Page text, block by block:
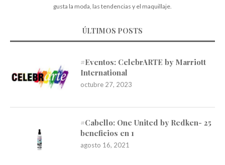
gusta la moda, las tendencias y el maquillaje.
ÚLTIMOS POSTS
#Eventos: CelebrARTE by Marriott
International
octubre 27, 2023
#Cabello: One United by Redken- 25
beneficios en 1
agosto 16, 2021